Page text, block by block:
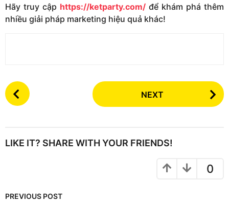
Hãy truy cập https://ketparty.com/ để khám phá thêm
nhiều giải pháp marketing hiệu quả khác!
P
o
P
n
NEXT
LIKE IT? SHARE WITH YOUR FRIENDS!
0
PREVIOUS POST